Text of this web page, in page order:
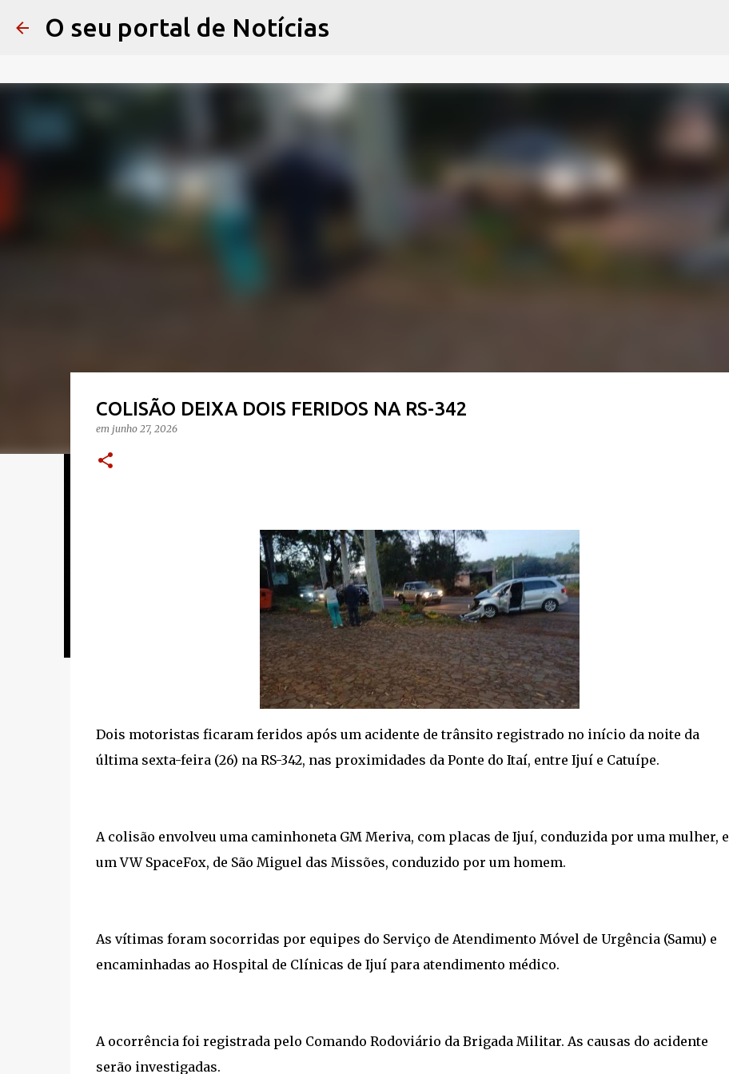
O seu portal de Notícias
COLISÃO DEIXA DOIS FERIDOS NA RS-342
em junho 27, 2026
Dois motoristas ficaram feridos após um acidente de trânsito registrado no início da noite da
última sexta-feira (26) na RS-342, nas proximidades da Ponte do Itaí, entre Ijuí e Catuípe.
A colisão envolveu uma caminhoneta GM Meriva, com placas de Ijuí, conduzida por uma mulher, e
um VW SpaceFox, de São Miguel das Missões, conduzido por um homem.
As vítimas foram socorridas por equipes do Serviço de Atendimento Móvel de Urgência (Samu) e
encaminhadas ao Hospital de Clínicas de Ijuí para atendimento médico.
A ocorrência foi registrada pelo Comando Rodoviário da Brigada Militar. As causas do acidente
serão investigadas.